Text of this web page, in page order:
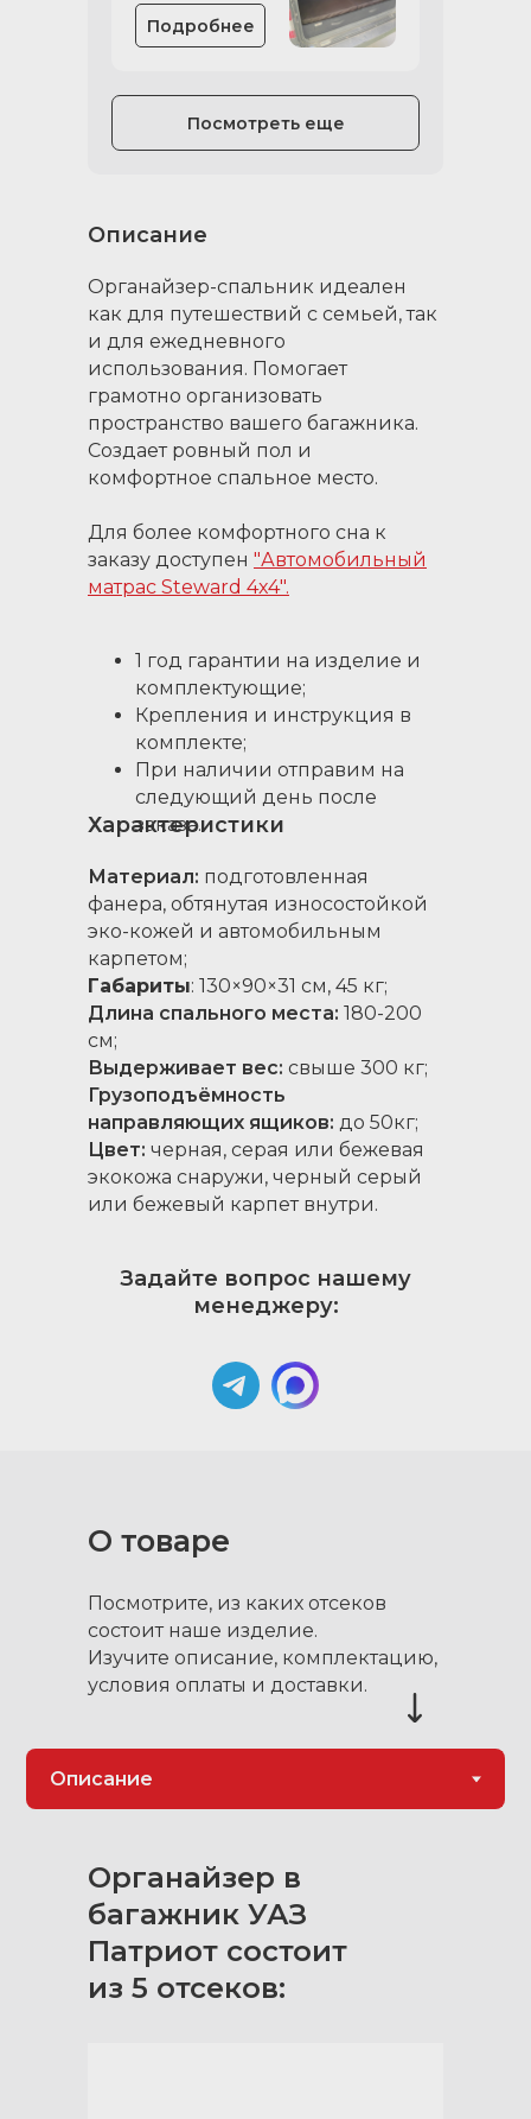
Посмотреть еще
Подробнее
Органайзер-спальник идеален
как для путешествий с семьей, так
и для ежедневного
использования. Помогает
грамотно организовать
пространство вашего багажника.
Создает ровный пол и
комфортное спальное место.
Для более комфортного сна к
заказу доступен "Автомобильный
матрас Steward 4x4".
1 год гарантии на изделие и
комплектующие;
Крепления и инструкция в
комплекте;
При наличии отправим на
следующий день после
заказа.
Материал: подготовленная
фанера, обтянутая износостойкой
эко-кожей и автомобильным
карпетом;
Габариты: 130×90×31 см, 45 кг;
Длина спального места: 180-200
см;
Выдерживает вес: свыше 300 кг;
Грузоподъёмность
направляющих ящиков: до 50кг;
Цвет: черная, серая или бежевая
экокожа снаружи, черный серый
или бежевый карпет внутри.
Описание
Характеристики
Задайте вопрос нашему
менеджеру:
О товаре
Посмотрите, из каких отсеков
состоит наше изделие.
Изучите описание, комплектацию,
условия оплаты и доставки.
Органайзер в
багажник УАЗ
Патриот состоит
из 5 отсеков: